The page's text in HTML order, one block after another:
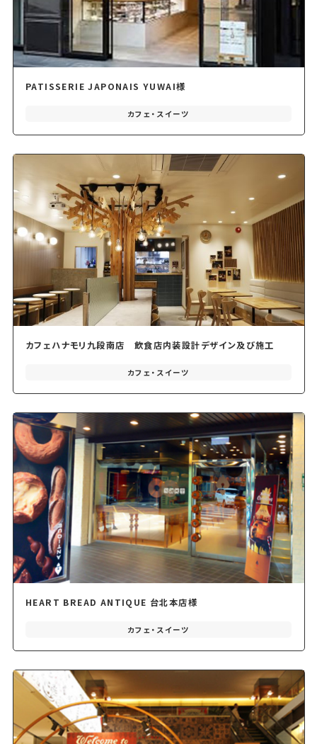
PATISSERIE JAPONAIS YUWAI様
カフェ・スイーツ
カフェハナモリ九段南店 飲食店内装設計デザイン及び施工
カフェ・スイーツ
HEART BREAD ANTIQUE 台北本店様
カフェ・スイーツ